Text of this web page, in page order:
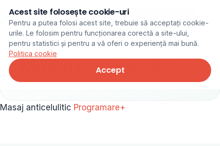
Programare online
Masaj anticelulitic
Masaj anticelulitic Programare+
Acest site folosește cookie-uri
Pentru a putea folosi acest site, trebuie să acceptați cookie-
urile. Le folosim pentru funcționarea corectă a site-ului,
pentru statistici și pentru a vă oferi o experiență mai bună.
Politica cookie
Accept